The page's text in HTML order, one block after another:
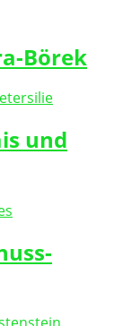
Börek
und